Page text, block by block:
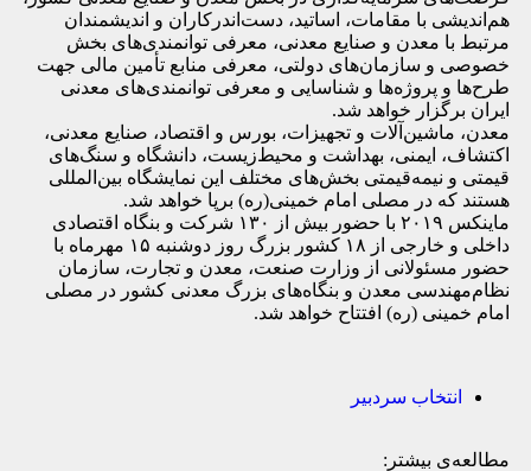
هم‌اندیشی با مقامات، اساتید، دست‌اندرکاران و اندیشمندان
مرتبط با معدن و صنایع معدنی، معرفی توانمندی‌های بخش
خصوصی و سازمان‌های دولتی، معرفی منابع تأمین مالی جهت
طرح‌ها و پروژه‌ها و شناسایی و معرفی توانمندی‌های معدنی
ایران برگزار خواهد شد.
معدن، ماشین‌آلات و تجهیزات، بورس و اقتصاد، صنایع معدنی،
اکتشاف، ایمنی، بهداشت و محیط‌زیست، دانشگاه و سنگ‌های
قیمتی و نیمه‌قیمتی بخش‌های مختلف این نمایشگاه بین‌المللی
هستند که در مصلی امام خمینی(ره) برپا خواهد شد.
ماینکس ۲۰۱۹ با حضور بیش از ۱۳۰ شرکت و بنگاه اقتصادی
داخلی و خارجی از ۱۸ کشور بزرگ روز دوشنبه ۱۵ مهرماه با
حضور مسئولانی از وزارت صنعت، معدن و تجارت، سازمان
نظام‌مهندسی معدن و بنگاه‌های بزرگ معدنی کشور در مصلی
امام خمینی (ره) افتتاح خواهد شد.
انتخاب سردبیر
مطالعه‌ی بیشتر: